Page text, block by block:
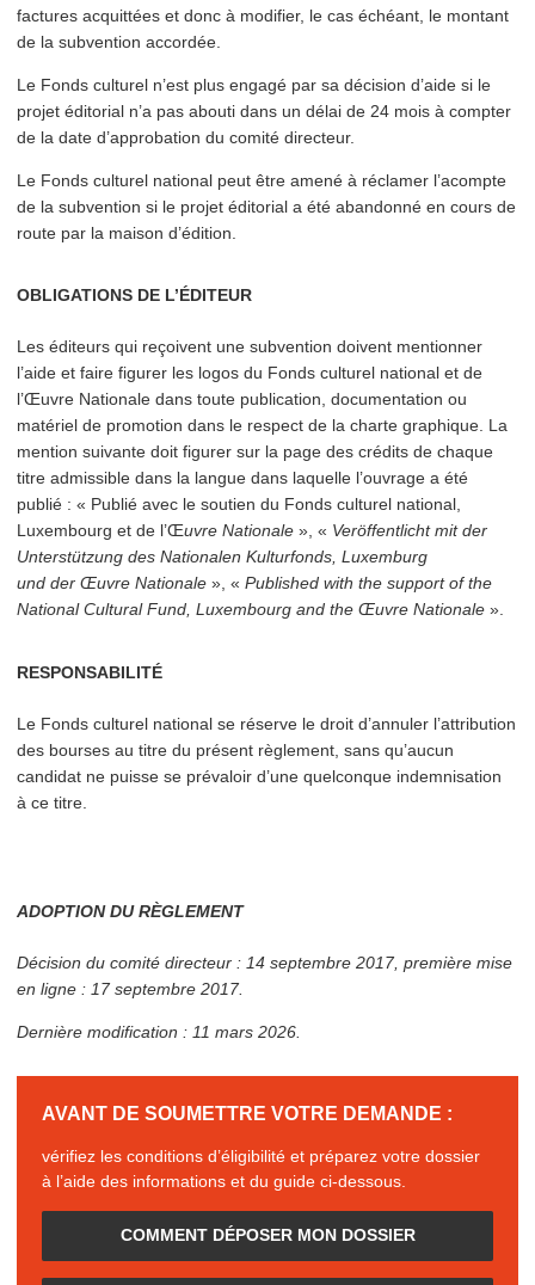
factures acquittées et donc à modifier, le cas échéant, le montant
de la subvention accordée.
Le Fonds culturel n’est plus engagé par sa décision d’aide si le
projet éditorial n’a pas abouti dans un délai de 24 mois à compter
de la date d’ap­pro­ba­tion du comité directeur.
Le Fonds culturel national peut être amené à réclamer l’acompte
de la subvention si le projet éditorial a été abandonné en cours de
route par la maison d’édition.
OBLIGATIONS DE L’ÉDITEUR
Les éditeurs qui reçoivent une subvention doivent mentionner
l’aide et faire figurer les logos du Fonds culturel national et de
l’Œuvre Nationale dans toute publication, doc­u­men­ta­tion ou
matériel de promotion dans le respect de la charte graphique. La
mention suivante doit figurer sur la page des crédits de chaque
titre admissible dans la langue dans laquelle l’ouvrage a été
publié : « Publié avec le soutien du Fonds culturel national,
Luxembourg et de l’Œuvre Nationale », « Veröf­fentlicht mit der
Unter­stützung des Nationalen Kulturfonds, Luxemburg
und der Œuvre Nationale », « Published with the support of the
National Cultural Fund, Luxembourg and the Œuvre Nationale ».
RESPONSABILITÉ
Le Fonds culturel national se réserve le droit d’annuler l’at­tri­bu­tion
des bourses au titre du présent règlement, sans qu’aucun
candidat ne puisse se prévaloir d’une quelconque indem­ni­sa­tion
à ce titre.
ADOPTION DU RÈGLEMENT
Décision du comité directeur : 14 septembre 2017, première mise
en ligne : 17 septembre 2017.
Dernière mod­i­fi­ca­tion : 11 mars 2026.
AVANT DE SOUMETTRE VOTRE DEMANDE :
vérifiez les conditions d’éligibilité et préparez votre dossier
à l’aide des infor­ma­tions et du guide ci-dessous.
COMMENT DÉPOSER MON DOSSIER